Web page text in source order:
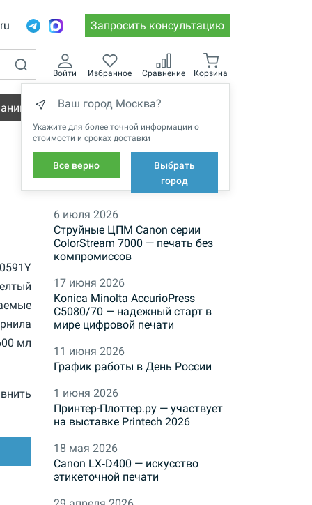
Запросить консультацию
Войти Избранное Сравнение Корзина
Ваш город Москва?
Укажите для более точной информации о
стоимости и сроках доставки
Все верно
Выбрать
город
Вакансии
мл
НОВОСТИ
6 июля 2026
Струйные ЦПМ Canon серии
ColorStream 7000 — печать без
компромиссов
17 июня 2026
Konica Minolta AccurioPress
C5080/70 — надежный старт в
мире цифровой печати
11 июня 2026
График работы в День России
1 июня 2026
Принтер-Плоттер.ру — участвует
на выставке Printech 2026
18 мая 2026
Canon LX‑D400 — искусство
этикеточной печати